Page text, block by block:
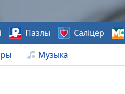
Музыка
Пазлы Саліцёр